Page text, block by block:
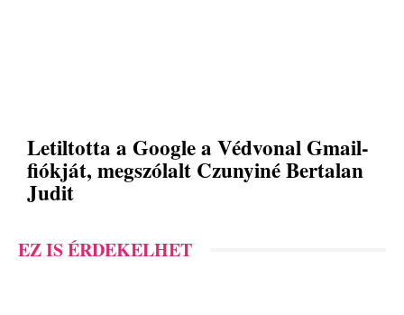
Letiltotta a Google a Védvonal Gmail-
fiókját, megszólalt Czunyiné Bertalan
Judit
EZ IS ÉRDEKELHET